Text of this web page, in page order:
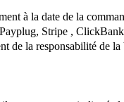
à la date de la
Stripe ,
de la responsabilité de